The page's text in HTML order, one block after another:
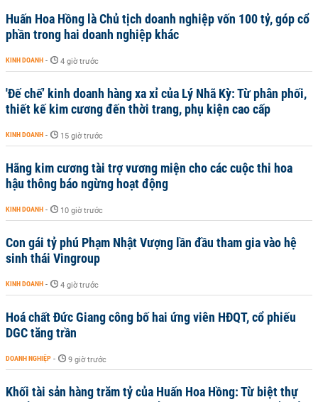
Huấn Hoa Hồng là Chủ tịch doanh nghiệp vốn 100 tỷ, góp cổ
phần trong hai doanh nghiệp khác
KINH DOANH - 4 giờ trước
'Đế chế’ kinh doanh hàng xa xỉ của Lý Nhã Kỳ: Từ phân phối,
thiết kế kim cương đến thời trang, phụ kiện cao cấp
KINH DOANH - 15 giờ trước
Hãng kim cương tài trợ vương miện cho các cuộc thi hoa
hậu thông báo ngừng hoạt động
KINH DOANH - 10 giờ trước
Con gái tỷ phú Phạm Nhật Vượng lần đầu tham gia vào hệ
sinh thái Vingroup
KINH DOANH - 4 giờ trước
Hoá chất Đức Giang công bố hai ứng viên HĐQT, cổ phiếu
DGC tăng trần
DOANH NGHIỆP - 9 giờ trước
Khối tài sản hàng trăm tỷ của Huấn Hoa Hồng: Từ biệt thự